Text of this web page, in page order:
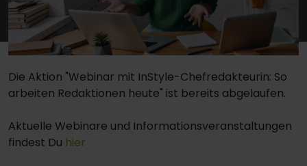
Die Aktion "Webinar mit InStyle-Chefredakteurin: So
arbeiten Redaktionen heute" ist bereits abgelaufen.
Aktuelle Webinare und Informationsveranstaltungen
findest Du hier